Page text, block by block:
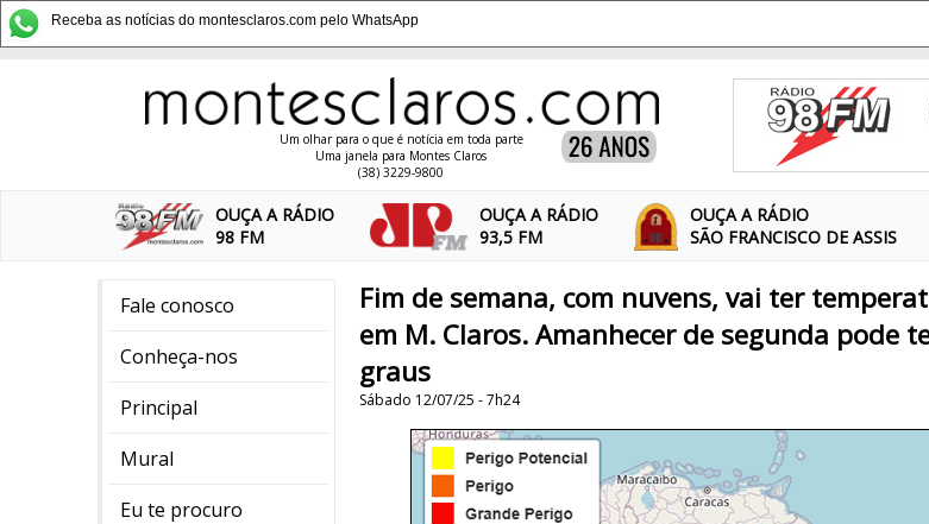
Receba as notícias do montesclaros.com pelo WhatsApp
Um olhar para o que é notícia em toda parte
Uma janela para Montes Claros
(38) 3229-9800
OUÇA A RÁDIO
98 FM
OUÇA A RÁDIO
93,5 FM
OUÇA A RÁDIO
SÃO FRANCISCO DE ASSIS
Fale conosco
Conheça-nos
Principal
Mural
Eu te procuro
Fim de semana, com nuvens, vai ter
em M. Claros. Amanhecer de segunda pode
graus
Sábado 12/07/25 - 7h24